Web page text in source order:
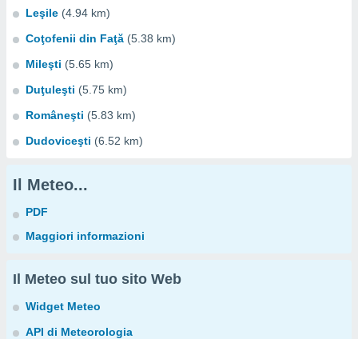
Leşile (4.94 km)
Coţofenii din Faţă (5.38 km)
Mileşti (5.65 km)
Duţuleşti (5.75 km)
Româneşti (5.83 km)
Dudoviceşti (6.52 km)
Il Meteo...
PDF
Maggiori informazioni
Il Meteo sul tuo sito Web
Widget Meteo
API di Meteorologia